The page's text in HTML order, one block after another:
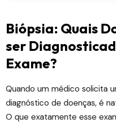
Biópsia: Quais
ser
Exame?
Quando um médico solicita
diagnóstico de doenças, é
O que exatamente esse